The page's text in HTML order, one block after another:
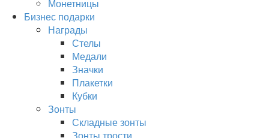
Монетницы
Бизнес подарки
Награды
Стелы
Медали
Значки
Плакетки
Кубки
Зонты
Складные зонты